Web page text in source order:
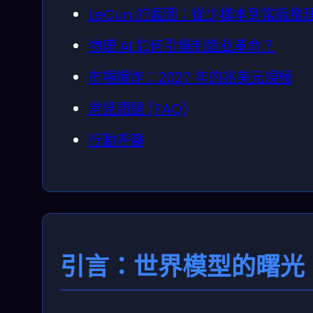
LeCun 的藍圖：從少樣本到常識推
物理 AI 如何引爆制造业革命？
市場爆炸：2027 年的兆美元規模
常見問題 (FAQ)
行動呼籲
引言：世界模型的曙光